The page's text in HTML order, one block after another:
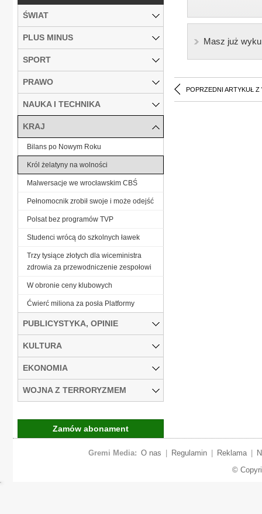
Masz już
POPRZEDNI ARTYKUŁ Z
ŚWIAT
PLUS MINUS
SPORT
PRAWO
NAUKA I TECHNIKA
KRAJ
Bilans po Nowym Roku
Król żelatyny na wolności
Malwersacje we wrocławskim CBŚ
Pełnomocnik zrobił swoje i może odejść
Polsat bez programów TVP
Studenci wrócą do szkolnych ławek
Trzy tysiące złotych dla wiceministra
zdrowia za przewodniczenie zespołowi
W obronie ceny klubowych
Ćwierć miliona za posła Platformy
PUBLICYSTYKA, OPINIE
KULTURA
EKONOMIA
WOJNA Z TERRORYZMEM
Zamów abonament
Gremi Media: O nas Regulamin Reklama
©